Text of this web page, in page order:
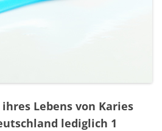
Lebens von Karies
lediglich 1